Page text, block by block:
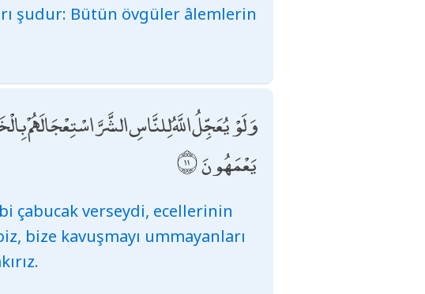
şudur: Bütün övgüler âlemlerin
وَلَوْ يُعَجِّلُ اللَّهُ لِلنَّاسِ الشَّرَّ اسْتِعْجَالَهُمْ
يَعْمَهُونَ
çabucak verseydi, ecellerinin
bize kavuşmayı ummayanları